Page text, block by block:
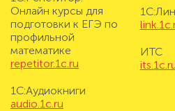
Онлайн курсы для
подготовки к ЕГЭ по
профильной
математике
repetitor.1c.ru
1С:Аудиокниги
audio.1c.ru
ИТС